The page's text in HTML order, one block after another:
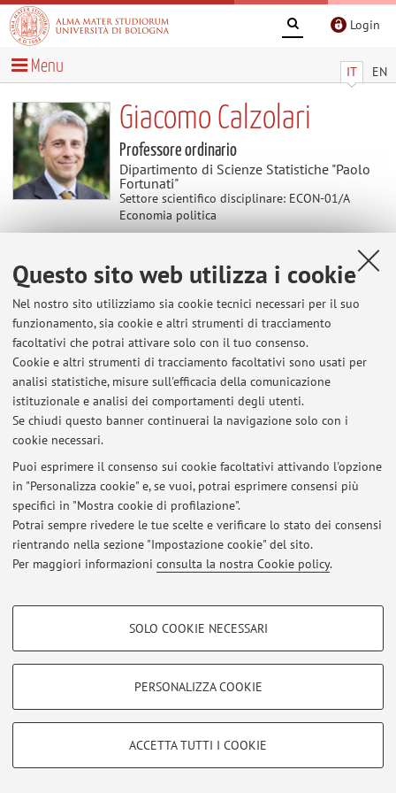
Questo sito web utilizza i cookie
Nel nostro sito utilizziamo sia cookie tecnici necessari per il suo
funzionamento, sia cookie e altri strumenti di tracciamento
facoltativi che potrai attivare solo con il tuo consenso.
Cookie e altri strumenti di tracciamento facoltativi sono usati per
analisi statistiche, misure sull'efficacia della comunicazione
istituzionale e analisi dei comportamenti degli utenti.
Se chiudi questo banner continuerai la navigazione solo con i
cookie necessari.
Puoi esprimere il consenso sui cookie facoltativi attivando l'opzione
in "Personalizza cookie" e, se vuoi, potrai esprimere consensi più
specifici in "Mostra cookie di profilazione".
Potrai sempre rivedere le tue scelte e verificare lo stato dei consensi
rientrando nella sezione "Impostazione cookie" del sito.
Per maggiori informazioni consulta la nostra Cookie policy.
COOKIE DI PROFILAZIONE - FACOLTATIVI
COOKIE TECNICI - NECESSARI
Si tratta di cookie tecnici utilizzati, a titolo esemplificativo, per il corretto
SOLO COOKIE NECESSARI
PERSONALIZZA COOKIE
ACCETTA TUTTI I COOKIE
Login
IT EN
Menu
Giacomo Calzolari
Professore ordinario
Dipartimento di Scienze Statistiche "Paolo
Fortunati"
Settore scientifico disciplinare: ECON-01/A
Economia politica
Curriculum vitae
See the personal webpage
Ultimi avvisi
GENERAL INFORMATION
Pubblicato il: 07 settembre 2018
Tutti gli avvisi
Area riservata
Accedi tramiteloginper gestire tutti i contenuti del sito.
© 2026 - ALMA MATER STUDIORUM - Università di Bologna - Via